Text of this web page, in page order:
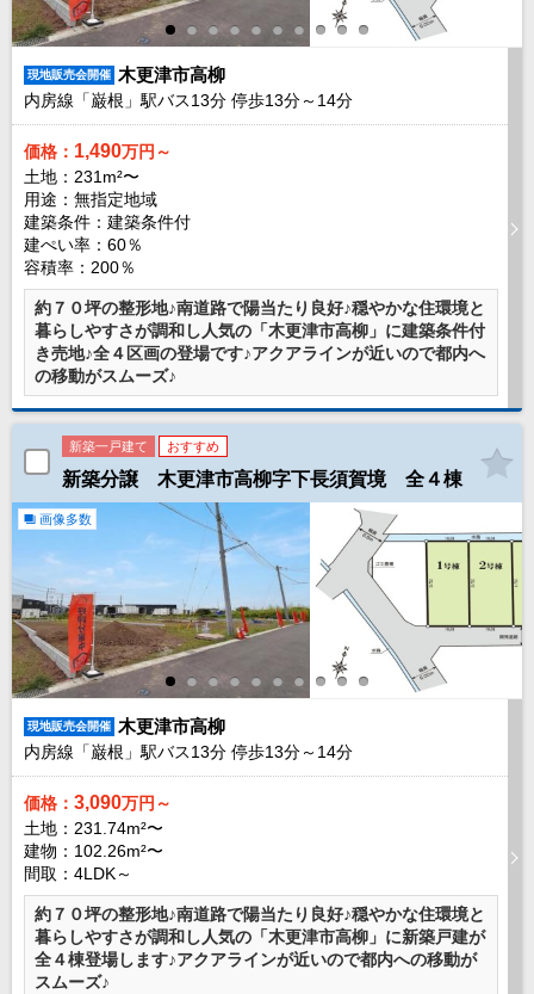
現地販売会開催 木更津市高柳
内房線「巌根」駅バス13分 停歩13分～ 14分
価格： 1,490万円～
土地：231m²〜
用途：無指定地域
建築条件： 建築条件付
建ぺい率：60％
容積率：200％
約７０坪の整形地♪南道路で陽当たり良好♪穏やかな住環境と
暮らしやすさが調和し人気の「木更津市高柳」に建築条件付
き売地♪全４区画の登場です♪アクアラインが近いので都内へ
の移動がスムーズ♪
新築一戸建て おすすめ
新築分譲 木更津市高柳字下長須賀境 全４棟
画像多数
現地販売会開催 木更津市高柳
内房線「巌根」駅バス13分 停歩13分～ 14分
価格： 3,090万円～
土地：231.74m²〜
建物：102.26m²〜
間取：4LDK～
約７０坪の整形地♪南道路で陽当たり良好♪穏やかな住環境と
暮らしやすさが調和し人気の「木更津市高柳」に新築戸建が
全４棟登場します♪アクアラインが近いので都内への移動が
スムーズ♪